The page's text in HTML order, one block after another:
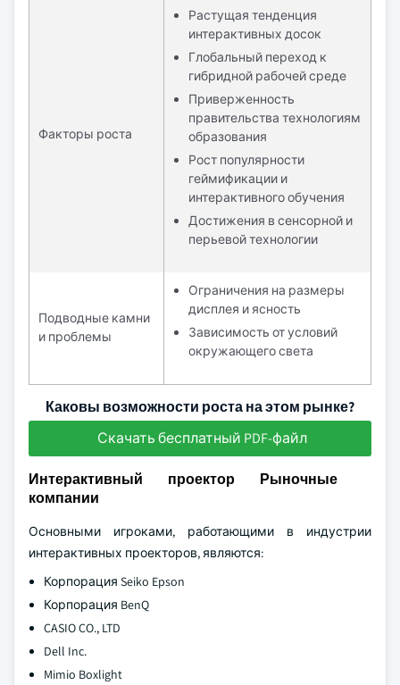
Факторы роста
Растущая тенденция
интерактивных досок
Глобальный переход к
гибридной рабочей среде
Приверженность
правительства технологиям
образования
Рост популярности
геймификации и
интерактивного обучения
Достижения в сенсорной и
перьевой технологии
Подводные камни
и проблемы
Ограничения на размеры
дисплея и ясность
Зависимость от условий
окружающего света
Каковы возможности роста на этом рынке?
Скачать бесплатный PDF-файл
Интерактивный проектор Рыночные
компании
Основными игроками, работающими в индустрии
интерактивных проекторов, являются:
Корпорация Seiko Epson
Корпорация BenQ
CASIO CO., LTD
Dell Inc.
Mimio Boxlight